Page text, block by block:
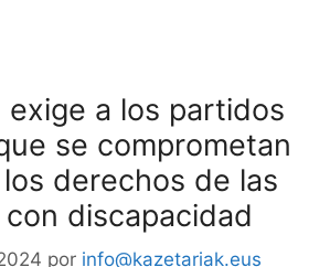
exige a los partidos
se comprometan
derechos de las
discapacidad
por info@kazetariak.eus